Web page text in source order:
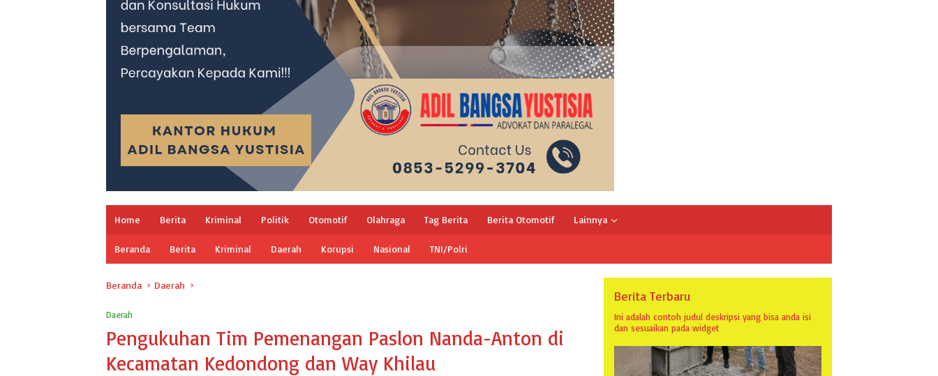
Home Berita Kriminal Politik Otomotif Olahraga Tag Berita Berita Otomotif Lainnya
Beranda Berita Kriminal Daerah Korupsi Nasional TNI/Polri
Beranda Daerah
Daerah
Pengukuhan Tim Pemenangan Paslon Nanda-Anton di
Kecamatan Kedondong dan Way Khilau
Berita Terbaru
Ini adalah contoh judul deskripsi yang bisa anda isi
dan sesuaikan pada widget